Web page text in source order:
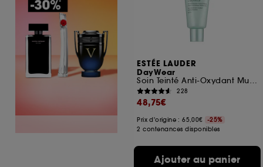
ESTÉE LAUDER
DayWear
Soin Teinté Anti-Oxydant Multi-Protection SPF 15
228
48,75€
Prix d'origine : 65,00€
-25%
2 contenances disponibles
Ajouter au panier